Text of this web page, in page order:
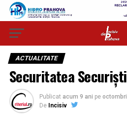
ACTUALITATE
Securitatea
Publicat acum 9 ani pe
De Incisiv